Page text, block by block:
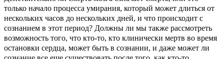
только начало процесса умирания, который может длиться от
нескольких часов до нескольких дней, и что происходит с
сознанием в этот период? Должны ли мы также рассмотреть
возможность того, что кто-то, кто клинически мертв во время
остановки сердца, может быть в сознании, и даже может ли